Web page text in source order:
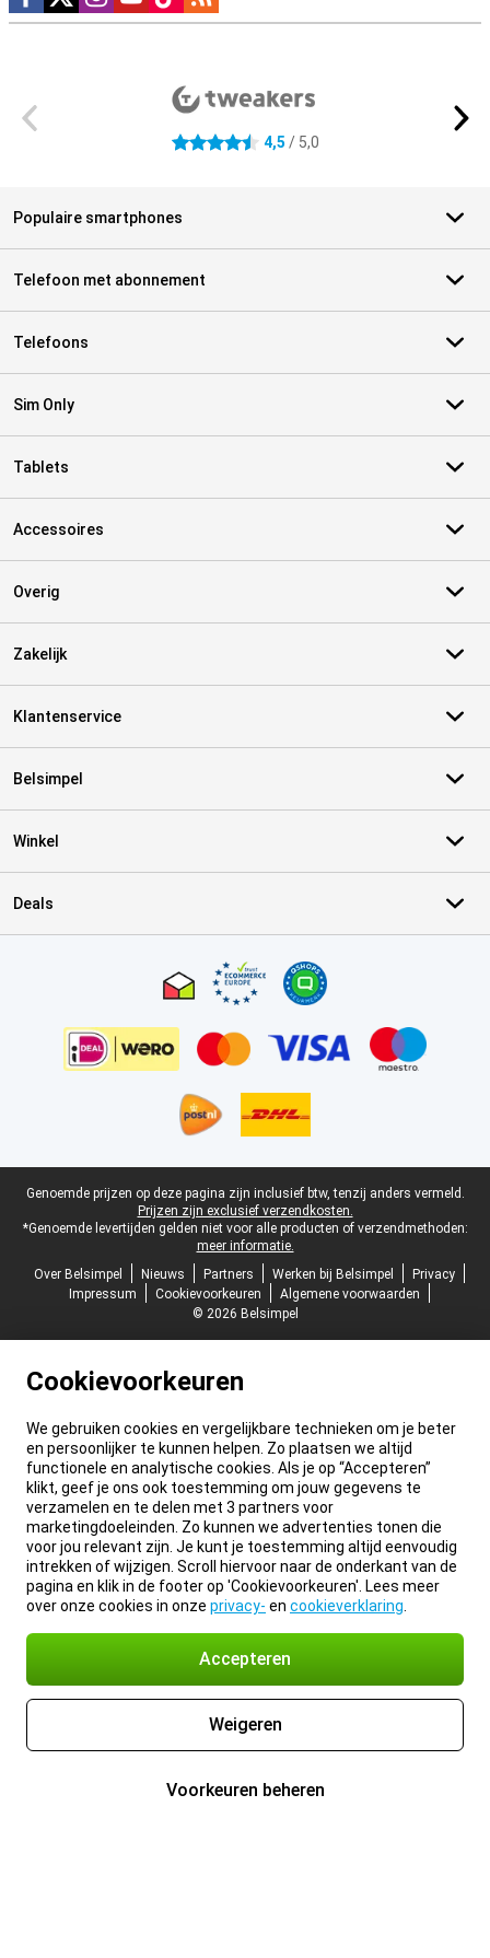
4.5 sterren 4,5 / 5,0
Populaire smartphones
Telefoon met abonnement
Telefoons
Sim Only
Tablets
Accessoires
Overig
Zakelijk
Klantenservice
Belsimpel
Winkel
Deals
Juridische voettekst
Genoemde prijzen op deze pagina zijn inclusief btw, tenzij anders vermeld.
Prijzen zijn exclusief verzendkosten.
*Genoemde levertijden gelden niet voor alle producten of verzendmethoden:
meer informatie.
Over Belsimpel
Nieuws Partners Werken bij Belsimpel
Privacy
Impressum
Cookievoorkeuren
Algemene voorwaarden
© 2026 Belsimpel
Cookievoorkeuren
We gebruiken cookies en vergelijkbare technieken om je beter
en persoonlijker te kunnen helpen. Zo plaatsen we altijd
functionele en analytische cookies. Als je op “Accepteren”
klikt, geef je ons ook toestemming om jouw gegevens te
verzamelen en te delen met 3 partners voor
marketingdoeleinden. Zo kunnen we advertenties tonen die
voor jou relevant zijn. Je kunt je toestemming altijd eenvoudig
intrekken of wijzigen. Scroll hiervoor naar de onderkant van de
pagina en klik in de footer op 'Cookievoorkeuren'. Lees meer
over onze cookies in onze privacy- en cookieverklaring
Accepteren
Weigeren
Voorkeuren beheren